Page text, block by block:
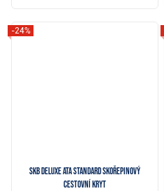
SKB Deluxe ATA Standard skořepinový
cestovní kryt
-24%